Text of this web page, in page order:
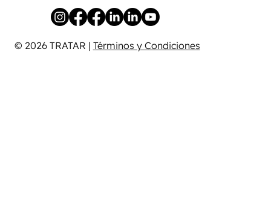
© 2026 TRATAR | Términos y Condiciones